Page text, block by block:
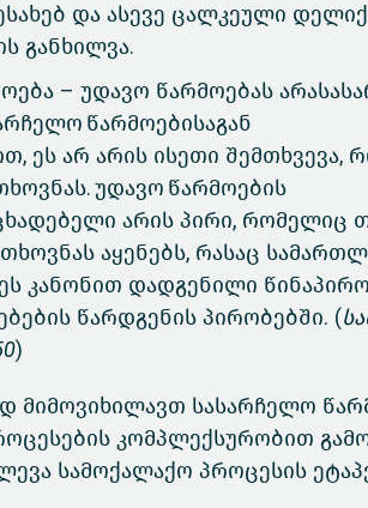
და ასევე ცალკეული
განხილვა.
– უდავო წარმოებას
წარმოებისაგან
ეს არ არის ისეთი
უდავო წარმოების
არის პირი, რომელიც
აყენებს, რასაც
კანონით დადგენილი
წარდგენის პირობებში. (
)
მიმოვიხილავთ სასარჩელო
კომპლექსურობით
სამოქალაქო პროცესის